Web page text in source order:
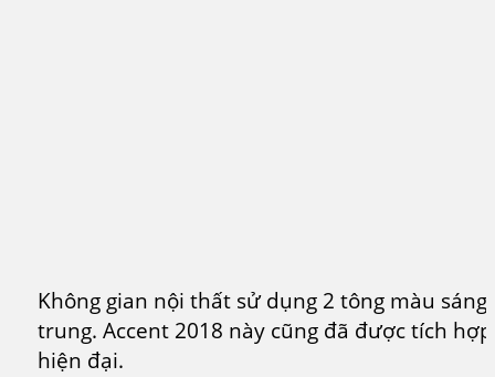
Không gian nội thất sử dụng 2 tông màu
trung. Accent 2018 này cũng đã được tích
hiện đại.